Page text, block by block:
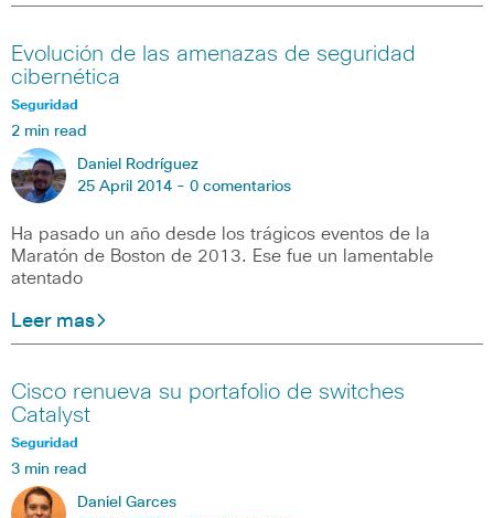
Evolución de las amenazas de seguridad
cibernética
Seguridad
2 min read
Daniel Rodríguez
25 April 2014 - 0 comentarios
Ha pasado un año desde los trágicos eventos de la
Maratón de Boston de 2013. Ese fue un lamentable
atentado
Leer mas
Cisco renueva su portafolio de switches
Catalyst
Seguridad
3 min read
Daniel Garces